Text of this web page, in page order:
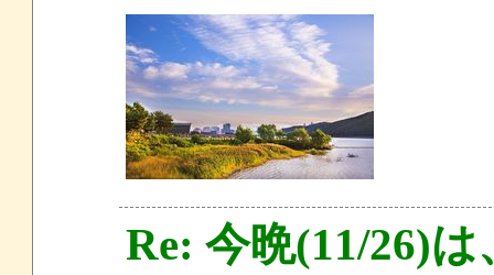
Re: 今晩(11/26)